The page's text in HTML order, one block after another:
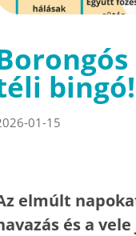
bingó!
01-15
elmúlt
és a